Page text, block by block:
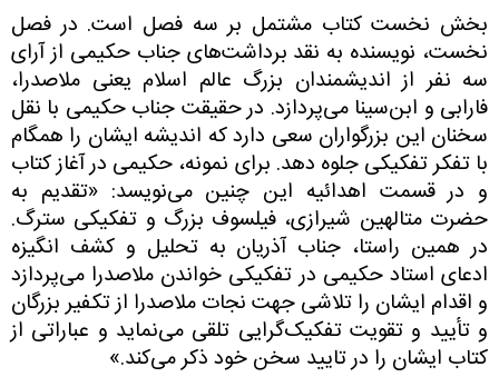
بخش نخست کتاب مشتمل بر سه فصل است. در فصل
نخست، نویسنده به نقد برداشت‌های جناب حکیمی‌ از آرای
سه نفر از اندیشمندان بزرگ عالم اسلام یعنی ملاصدرا،
فارابی و ابن‌سینا می‌پردازد. در حقیقت جناب حکیمی ‌با نقل
سخنان این بزرگواران سعی دارد که اندیشه ایشان را همگام
با تفکر تفکیکی جلوه دهد. برای نمونه، حکیمی‌ در آغاز کتاب
و در قسمت اهدائیه این چنین می‌نویسد: «تقدیم به
حضرت متالهین شیرازی، فیلسوف بزرگ و تفکیکی سترگ.
در همین راستا، جناب آذریان به تحلیل و کشف انگیزه
ادعای استاد حکیمی‌ در تفکیکی خواندن ملاصدرا می‌پردازد
و اقدام ایشان را تلاشی جهت نجات ملاصدرا از تکفیر بزرگان
و تأیید و تقویت تفکیک‌گرایی تلقی می‌نماید و عباراتی از
کتاب ایشان را در تایید سخن خود ذکر می‌کند.»